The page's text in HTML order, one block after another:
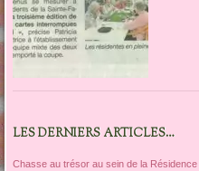
LES DERNIERS ARTICLES…
Chasse au trésor au sein de la Résidence